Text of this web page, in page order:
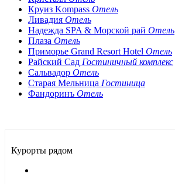
Круиз Kompass Отель
Ливадия Отель
Надежда SPA & Морской рай Отель
Плаза Отель
Приморье Grand Resort Hotel Отель
Райский Сад Гостиничный комплекс
Сальвадор Отель
Старая Мельница Гостиница
Фандоринъ Отель
Курорты рядом